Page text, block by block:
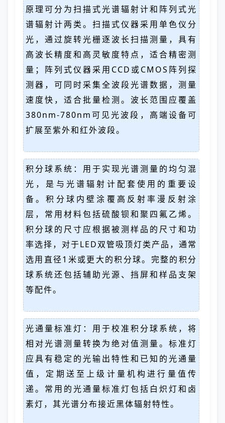
原理可分为扫描式光谱辐射计和阵列式光
谱辐射计两类。扫描式仪器采用单色仪分
光，通过旋转光栅逐波长扫描测量，具有
高波长精度和高灵敏度特点，适合精密测
量；阵列式仪器采用CCD或CMOS阵列探
测器，可同时采集全波段光谱数据，测量
速度快，适合批量检测。波长范围应覆盖
380nm-780nm可见光波段，高端设备可
扩展至紫外和红外波段。
积分球系统：用于实现光谱测量的均匀混
光，是与光谱辐射计配套使用的重要设
备。积分球内壁涂覆高反射率漫反射涂
层，常用材料包括硫酸钡和聚四氟乙烯。
积分球的尺寸应根据被测样品的尺寸和功
率选择，对于LED双管吸顶灯类产品，通常
选用直径1米或更大的积分球。完整的积分
球系统还包括辅助光源、挡屏和样品支架
等配件。
光通量标准灯：用于校准积分球系统，将
相对光谱测量转换为绝对值测量。标准灯
应具有稳定的光输出特性和已知的光通量
值，定期送至上级计量机构进行量值传
递。常用的光通量标准灯包括白炽灯和卤
素灯，其光谱分布接近黑体辐射特性。